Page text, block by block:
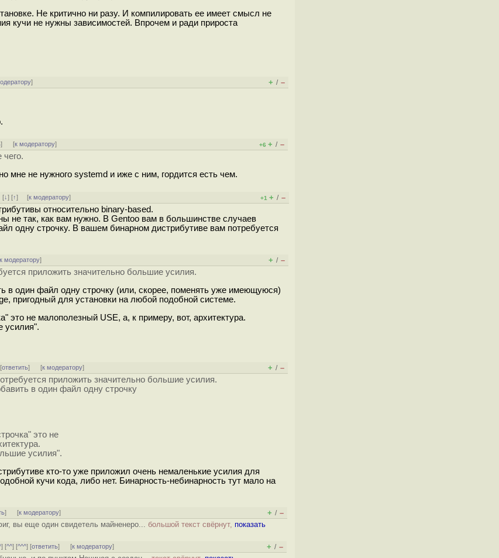
Не критично ни разу. И компилировать ее имеет смысл не
кучи не нужны зависимостей. Впрочем и ради прироста
] + / –
] [к модератору] +6 + / –
мне не нужного systemd и иже с ним, гордится есть чем.
[↓] [↑] [к модератору] +1 + / –
относительно binary-based.
не так, как вам нужно. В Gentoo вам в большинстве случаев
одну строчку. В вашем бинарном дистрибутиве вам потребуется
к модератору] + / –
приложить значительно большие усилия.
в один файл одну строчку (или, скорее, поменять уже имеющуюся)
пригодный для установки на любой подобной системе.
это не малополезный USE, а, к примеру, вот, архитектура.
усилия".
ответить] [к модератору] + / –
приложить значительно большие усилия.
в один файл одну строчку
это не
усилия".
кто-то уже приложил очень немаленькие усилия для
кучи кода, либо нет. Бинарность-небинарность тут мало на
] [к модератору] + / –
вы еще один свидетель майненеро... большой текст свёрнут, показать
] [^^] [^^^] [ответить] [к модератору] + / –